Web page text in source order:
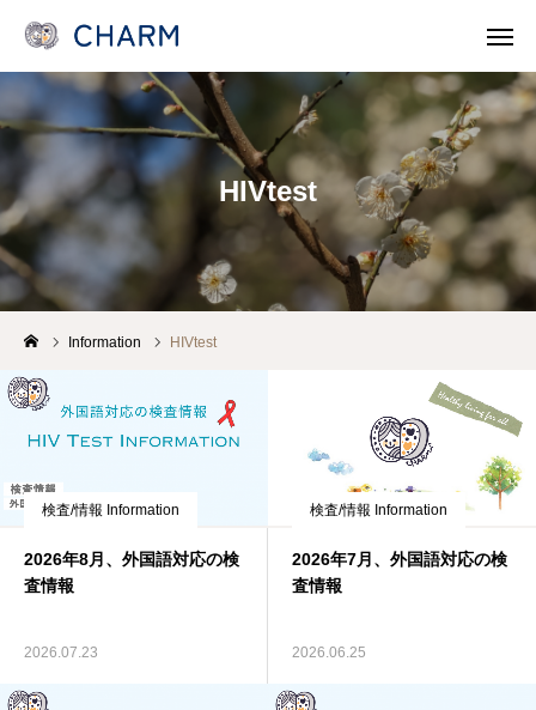
HIVtest
Information HIVtest
検査/情報 Information
2026年8月、外国語対応の検
査情報
2026.07.23
検査/情報 Information
2026年7月、外国語対応の検
査情報
2026.06.25
News SOSOSO (日本語)
Line Consult
Telephone Consult languages
CHARMとは
各事業 Program
医療機関・保健所/保健福祉センターのみなさま
支援/参加
資料館 Archive room